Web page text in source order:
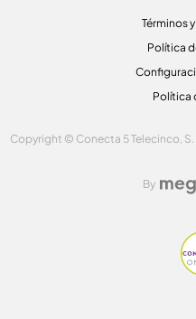
Términos
Política
Política
Copyright © Conecta 5 Telecinco,
By